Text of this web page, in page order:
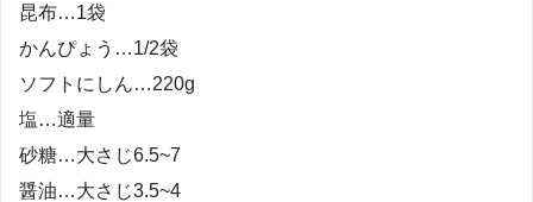
昆布…1袋
かんぴょう…1/2袋
ソフトにしん…220g
塩…適量
砂糖…大さじ6.5~7
醤油…大さじ3.5~4